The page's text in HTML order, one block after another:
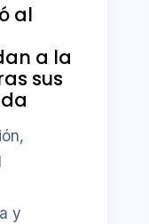
al
a la
sus
y